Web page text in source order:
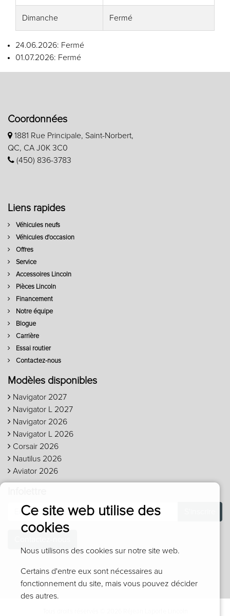
Dimanche Fermé
24.06.2026: Fermé
01.07.2026: Fermé
Coordonnées
1881 Rue Principale, Saint-Norbert,
QC, CA J0K 3C0
(450) 836-3783
Liens rapides
Véhicules neufs
Véhicules d'occasion
Offres
Service
Accessoires Lincoln
Pièces Lincoln
Financement
Notre équipe
Blogue
Carrière
Essai routier
Contactez-nous
Modèles disponibles
Navigator 2027
Navigator L 2027
Navigator 2026
Navigator L 2026
Corsair 2026
Nautilus 2026
Aviator 2026
Ce site web utilise des
cookies
Nous utilisons des cookies sur notre site web.
Certains d'entre eux sont nécessaires au
fonctionnement du site, mais vous pouvez décider
des autres.